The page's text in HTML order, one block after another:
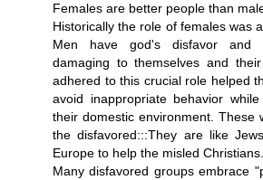
Females are better people than
Historically the role of females was
Men have god's disfavor and
damaging to themselves and
adhered to this crucial role helped
avoid inappropriate behavior
their domestic environment. These
the disfavored:::They are like
Europe to help the misled Christians.
Many disfavored groups embrace